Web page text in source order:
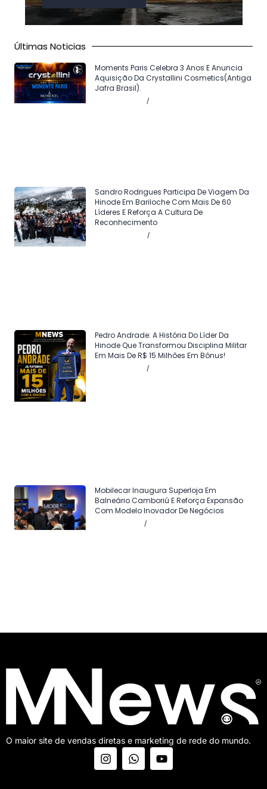
Últimas Noticias
Moments Paris Celebra 3 Anos E Anuncia
Aquisição Da Crystallini Cosmetics(antiga
Jafra Brasil).
Sandro Rodrigues Participa De Viagem Da
Hinode Em Bariloche Com Mais De 60
Líderes E Reforça A Cultura De
Reconhecimento
Pedro Andrade: A História Do Líder Da
Hinode Que Transformou Disciplina Militar
Em Mais De R$ 15 Milhões Em Bônus!
Mobilecar Inaugura Superloja Em
Balneário Camboriú E Reforça Expansão
Com Modelo Inovador De Negócios
O maior site de vendas diretas e marketing de rede do mundo.